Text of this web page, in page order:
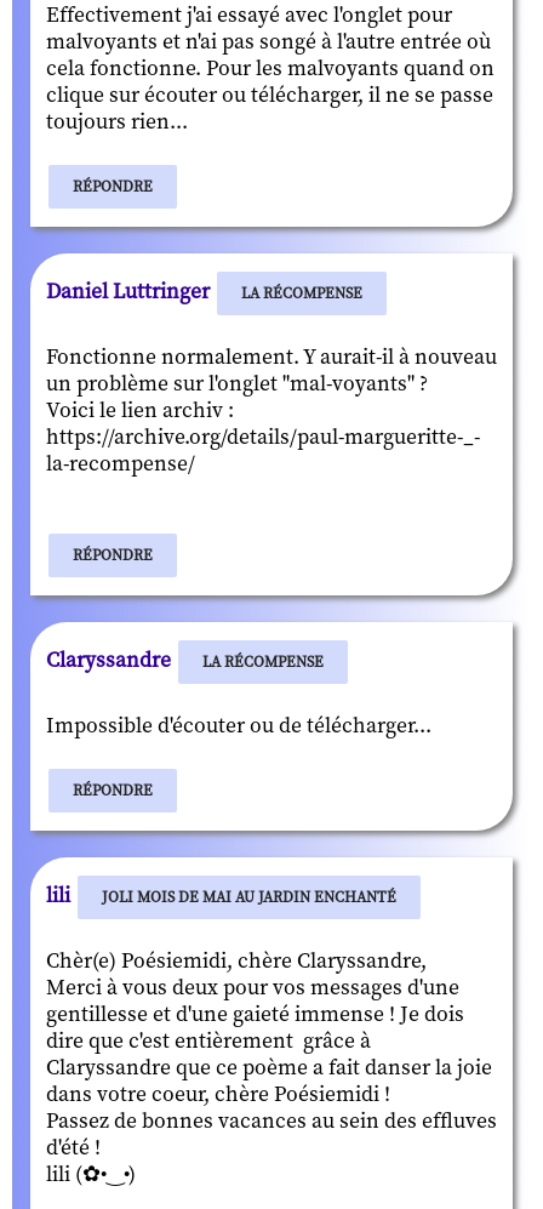
Effectivement j'ai essayé avec l'onglet pour
malvoyants et n'ai pas songé à l'autre entrée où
cela fonctionne. Pour les malvoyants quand on
clique sur écouter ou télécharger, il ne se passe
toujours rien...
RÉPONDRE
Daniel Luttringer LA RÉCOMPENSE
Fonctionne normalement. Y aurait-il à nouveau
un problème sur l'onglet "mal-voyants" ?
Voici le lien archiv :
https://archive.org/details/paul-margueritte-_-
la-recompense/
RÉPONDRE
Claryssandre LA RÉCOMPENSE
Impossible d'écouter ou de télécharger...
RÉPONDRE
lili JOLI MOIS DE MAI AU JARDIN ENCHANTÉ
Chèr(e) Poésiemidi, chère Claryssandre,
Merci à vous deux pour vos messages d'une
gentillesse et d'une gaieté immense ! Je dois
dire que c'est entièrement grâce à
Claryssandre que ce poème a fait danser la joie
dans votre coeur, chère Poésiemidi !
Passez de bonnes vacances au sein des effluves
d'été !
lili (✿•‿•)